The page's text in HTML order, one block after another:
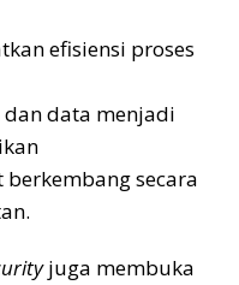
efisiensi proses
dan data menjadi
secara
juga membuka